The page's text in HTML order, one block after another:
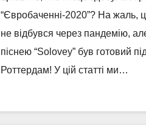
“Євробаченні-2020”? На жаль,
не відбувся через пандемію,
піснею “Solovey” був готовий
Роттердам! У цій статті ми…